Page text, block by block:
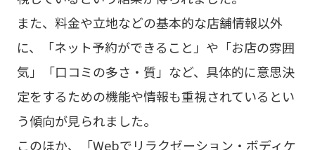
また、料金や立地などの基本的な店舗情報以外
に、「ネット予約ができること」や「お店の雰囲
気」「口コミの多さ・質」など、具体的に意思決
定をするための機能や情報も重視されているとい
う傾向が見られました。
このほか、「Webでリラクゼーション・ボディケ